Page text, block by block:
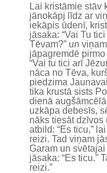
Lai kristāmie stāv
jānokāpj līdz ar
iekāpis ūdenī,
jāsaka: “Vai Tu
Tēvam?” un
jāpagremdē
“Vai tu tici arī
nāca no Tēva,
piedzima
tika krustā sists
dienā
uzkāpa debesīs,
nāks tiesāt dzīvos
atbild: “Es ticu,”
reizi. Tad viņam
Garam un
jāsaka: “Es ticu.”
reizi.”